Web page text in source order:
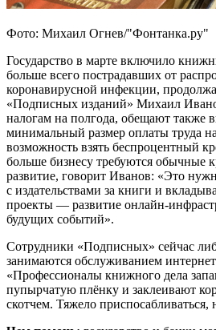
Фото: Михаил Огнев/"Фонтанка.ру"
Государство в марте включило
больше всего пострадавших от
коронавирусной инфекции,
«Подписных изданий» Михаил
налогам на полгода, обещают также
минимальный размер оплаты труда
возможность взять беспроцентный
больше бизнесу требуются обычные
развитие, говорит Иванов: «Это
с издательствами за книги и
проекты — развитие онлайн-
будущих событий».
Сотрудники «Подписных» сейчас
занимаются обслуживанием
«Профессионалы книжного дела
пупырчатую плёнку и заклеивают
скотчем. Тяжело приспосабливаться,